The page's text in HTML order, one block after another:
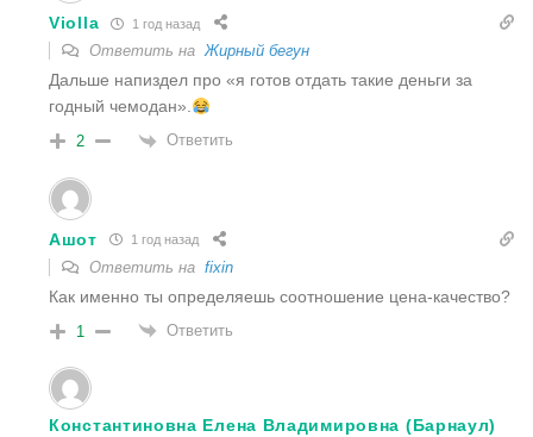
Violla 1 год назад
Ответить наЖирный бегун
Дальше напиздел про «я готов отдать такие деньги за
годный чемодан».
2 Ответить
Ашот 1 год назад
Ответить на fixin
Как именно ты определяешь соотношение цена-качество?
1 Ответить
Константиновна Елена Владимировна (Барнаул)